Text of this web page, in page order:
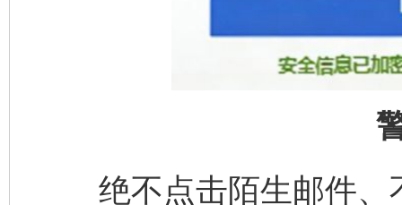
绝不点击陌生邮件、